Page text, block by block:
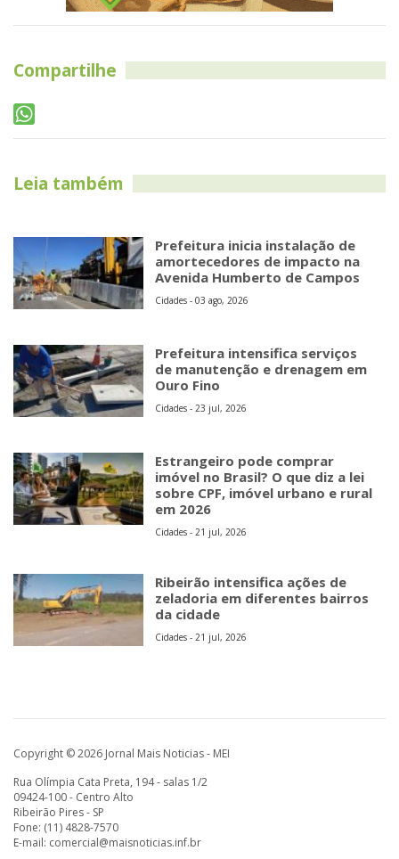
Compartilhe
Leia também
Prefeitura inicia instalação de
amortecedores de impacto na
Avenida Humberto de Campos
Cidades - 03 ago, 2026
Prefeitura intensifica serviços
de manutenção e drenagem em
Ouro Fino
Cidades - 23 jul, 2026
Estrangeiro pode comprar
imóvel no Brasil? O que diz a lei
sobre CPF, imóvel urbano e rural
em 2026
Cidades - 21 jul, 2026
Ribeirão intensifica ações de
zeladoria em diferentes bairros
da cidade
Cidades - 21 jul, 2026
Copyright © 2026 Jornal Mais Noticias - MEI
Rua Olímpia Cata Preta, 194 - salas 1/2
09424-100 - Centro Alto
Ribeirão Pires - SP
Fone: (11) 4828-7570
E-mail: comercial@maisnoticias.inf.br